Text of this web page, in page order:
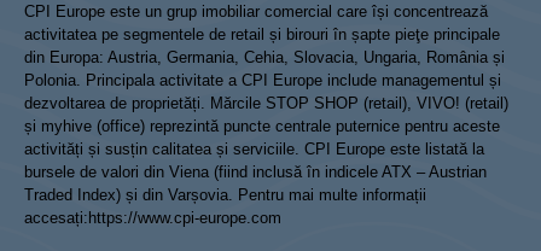
CPI Europe este un grup imobiliar comercial care își concentrează
activitatea pe segmentele de retail și birouri în șapte pieţe principale
din Europa: Austria, Germania, Cehia, Slovacia, Ungaria, România și
Polonia. Principala activitate a CPI Europe include managementul și
dezvoltarea de proprietăți. Mărcile STOP SHOP (retail), VIVO! (retail)
și myhive (office) reprezintă puncte centrale puternice pentru aceste
activități și susțin calitatea și serviciile. CPI Europe este listată la
bursele de valori din Viena (fiind inclusă în indicele ATX – Austrian
Traded Index) și din Varșovia. Pentru mai multe informații
accesați: https://www.cpi-europe.com